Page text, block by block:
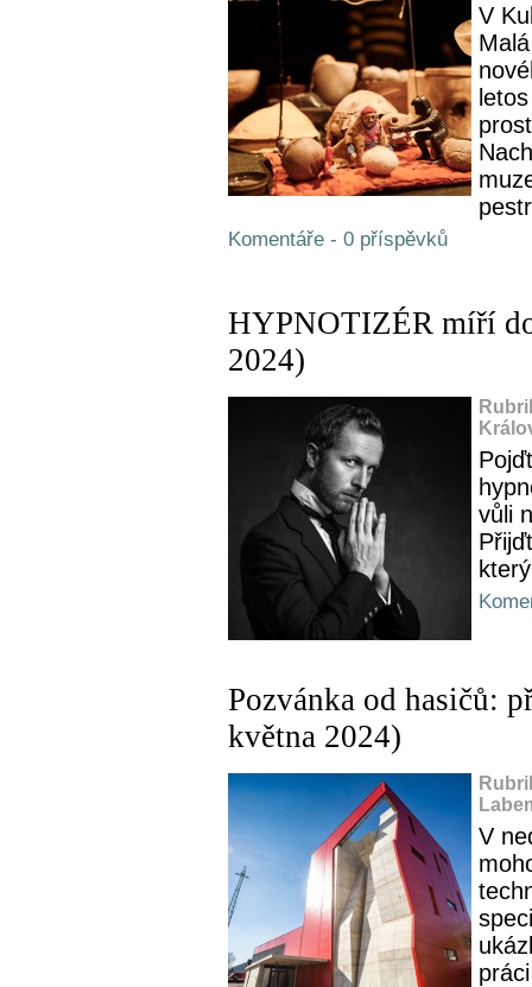
V
Komentáře - 0 příspěvků
HYPNOTIZÉR míří
2024)
vůli
Pozvánka od hasičů:
května 2024)
V